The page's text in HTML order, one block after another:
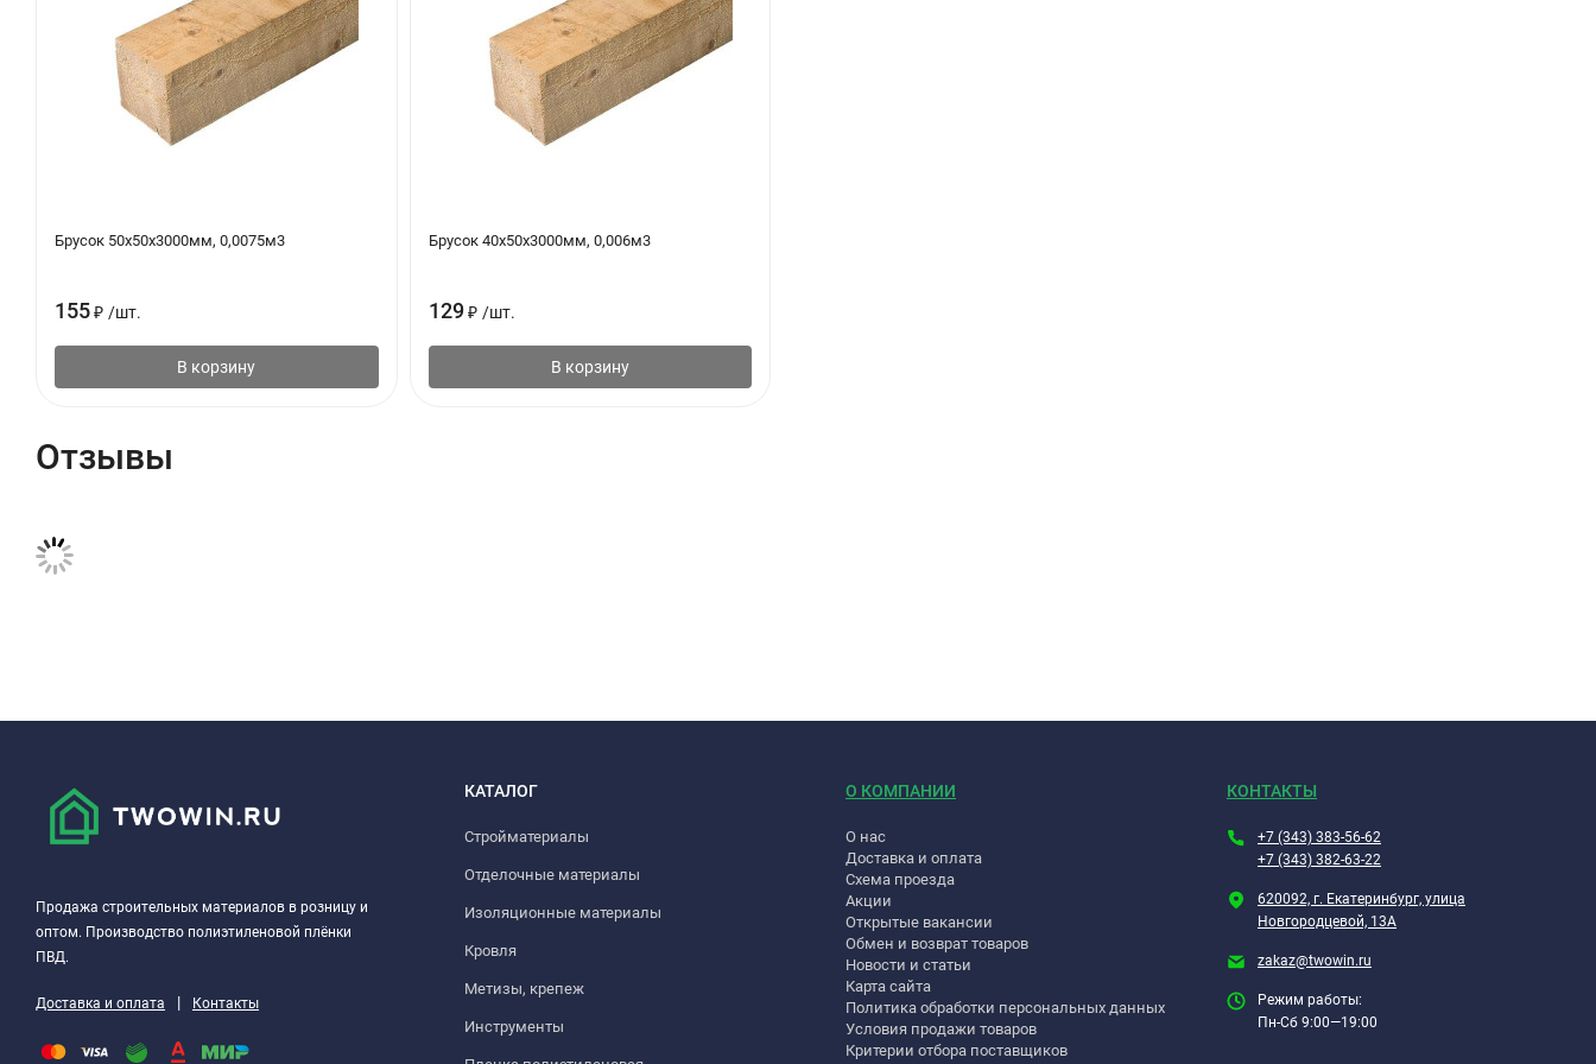
Брусок 50х50х3000мм, 0,0075м3
155₽ /шт.
В корзину
Брусок 40х50х3000мм, 0,006м3
129 ₽ /шт.
В корзину
Отзывы
Продажа строительных материалов в розницу и
оптом. Производство полиэтиленовой плёнки
ПВД.
Доставка и оплата | Контакты
КАТАЛОГ
Стройматериалы
Отделочные материалы
Изоляционные материалы
Кровля
Метизы, крепеж
Инструменты
О КОМПАНИИ
О нас
Доставка и оплата
Схема проезда
Акции
Открытые вакансии
Обмен и возврат товаров
Новости и статьи
Карта сайта
Политика обработки персональных данных
Условия продажи товаров
Критерии отбора поставщиков
КОНТАКТЫ
+7 (343) 383-56-62
+7 (343) 382-63-22
620092, г. Екатеринбург, улица
Новгородцевой, 13А
zakaz@twowin.ru
Режим работы:
Пн-Сб 9:00—19:00